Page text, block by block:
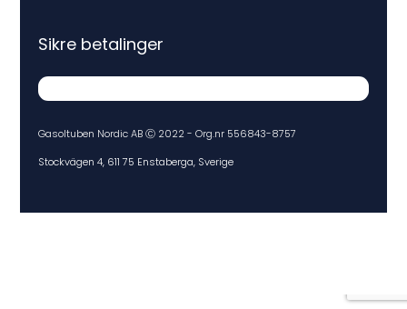
Gasoltuben Nordic AB Ⓒ 2022 - Org.nr 556843-8757
Stockvägen 4, 611 75 Enstaberga, Sverige
Sikre betalinger